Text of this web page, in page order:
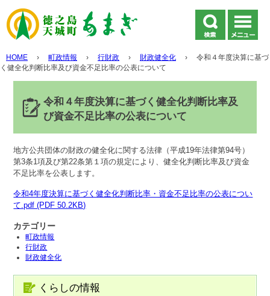
HOME › 町政情報 › 行財政 › 財政健全化 ›
令和４年度決算に基づ
く健全化判断比率及び資金不足比率の公表について
令和４年度決算に基づく健全化判断比率及
び資金不足比率の公表について
地方公共団体の財政の健全化に関する法律（平成19年法律第94号）
第3条1項及び第22条第１項の規定により、健全化判断比率及び資金
不足比率を公表します。
令和4年度決算に基づく健全化判断比率・資金不足比率の公表につい
て.pdf (PDF 50.2KB)
カテゴリー
町政情報
行財政
財政健全化
くらしの情報